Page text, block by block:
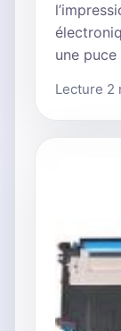
une
Lecture 2